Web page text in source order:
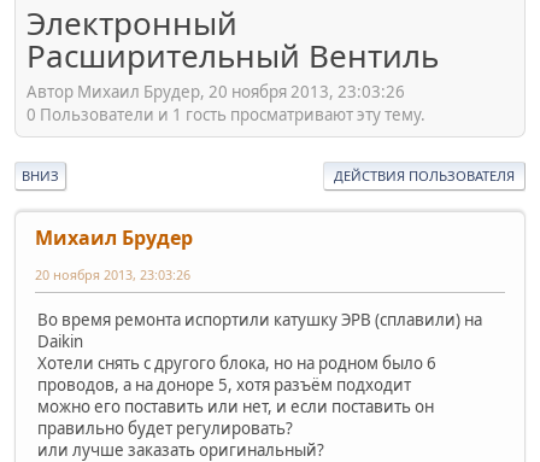
Электронный
Расширительный Вентиль
Автор Михаил Брудер, 20 ноября 2013, 23:03:26
0 Пользователи и 1 гость просматривают эту тему.
ВНИЗ ДЕЙСТВИЯ ПОЛЬЗОВАТЕЛЯ
Михаил Брудер
20 ноября 2013, 23:03:26
Во время ремонта испортили катушку ЭРВ (сплавили) на
Daikin
Хотели снять с другого блока, но на родном было 6
проводов, а на доноре 5, хотя разъём подходит
можно его поставить или нет, и если поставить он
правильно будет регулировать?
или лучше заказать оригинальный?